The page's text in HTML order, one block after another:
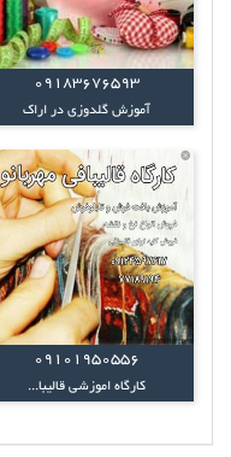
09183676593
آموزش گلدوزی در اراک
09101950556
کارگاه اموزشی قالیبا...